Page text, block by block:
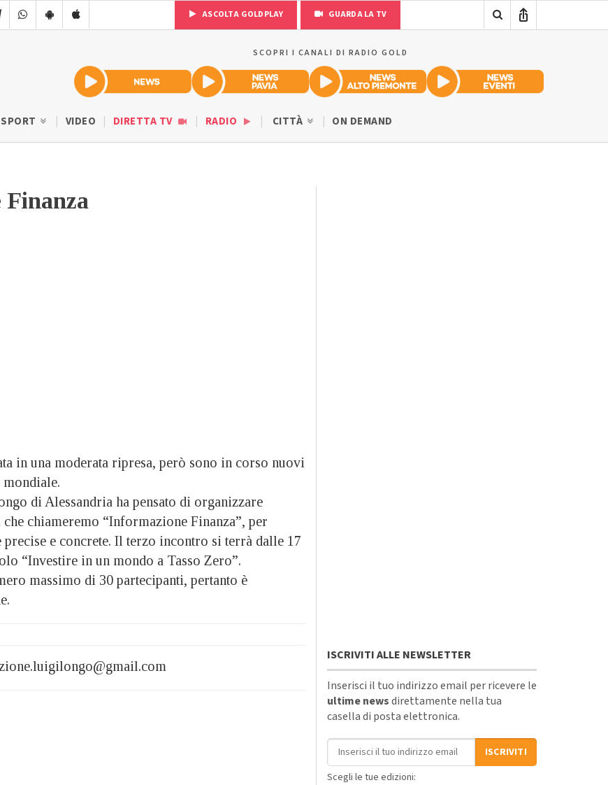
ASCOLTA GOLDPLAY GUARDA LA TV
SCOPRI I CANALI DI RADIO GOLD
SPORT VIDEO DIRETTA TV RADIO CITTÀ ON DEMAND
in una moderata ripresa, però sono in corso nuovi
di Alessandria ha pensato di organizzare
chiameremo “Informazione Finanza”, per
precise e concrete. Il terzo incontro si terrà dalle 17
“Investire in un mondo a Tasso Zero”.
massimo di 30 partecipanti, pertanto è
ISCRIVITI ALLE NEWSLETTER
Inserisci il tuo indirizzo email per ricevere le
ultime newsdirettamente nella tua
casella di posta elettronica.
Indirizzo email
ISCRIVITI
Scegli le tue edizioni: